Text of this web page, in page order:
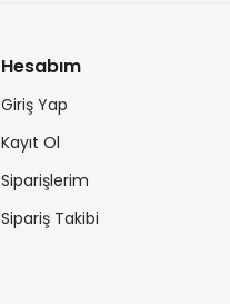
Hesabım
Giriş Yap
Kayıt Ol
Siparişlerim
Sipariş Takibi